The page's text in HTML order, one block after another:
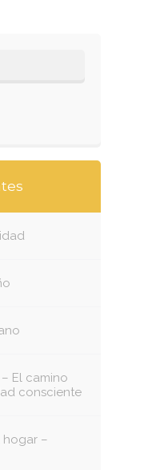
El camino
consciente
hogar –